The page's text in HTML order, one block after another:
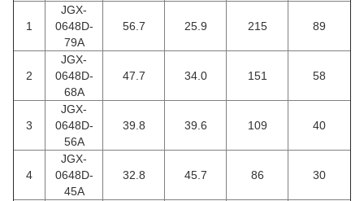
1
JGX-
0648D-
79A
56.7 25.9 215 89
2
JGX-
0648D-
68A
47.7 34.0 151 58
3
JGX-
0648D-
56A
39.8 39.6 109 40
4
JGX-
0648D-
45A
32.8 45.7 86 30